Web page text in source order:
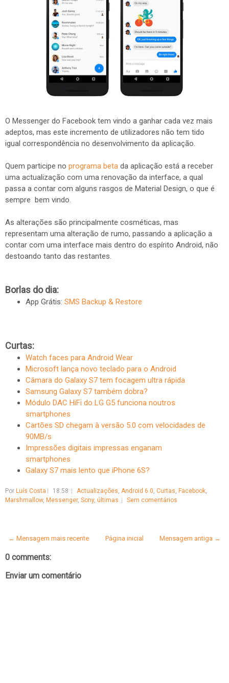
O Messenger do Facebook tem vindo a ganhar cada vez mais
adeptos, mas este incremento de utilizadores não tem tido
igual correspondência no desenvolvimento da aplicação.
Quem participe no programa beta da aplicação está a receber
uma actualização com uma renovação da interface, a qual
passa a contar com alguns rasgos de Material Design, o que é
sempre bem vindo.
As alterações são principalmente cosméticas, mas
representam uma alteração de rumo, passando a aplicação a
contar com uma interface mais dentro do espírito Android, não
destoando tanto das restantes.
Borlas do dia:
App Grátis: SMS Backup & Restore
Curtas:
Watch faces para Android Wear
Microsoft lança novo teclado para o Android
Câmara do Galaxy S7 tem focagem ultra rápida
Samsung Galaxy S7 também dobra?
Módulo DAC HiFi do LG G5 funciona noutros
smartphones
Cartões SD chegam à versão 5.0 com velocidades de
90MB/s
Impressões digitais impressas enganam
smartphones
Galaxy S7 mais lento que iPhone 6S?
Por Luís Costa 18:58 Actualizações, Android 6.0, Curtas, Facebook,
Marshmallow, Messenger, Sony, últimas Sem comentários
← Mensagem mais recente Mensagem antiga →
Página inicial
0 comments:
Enviar um comentário